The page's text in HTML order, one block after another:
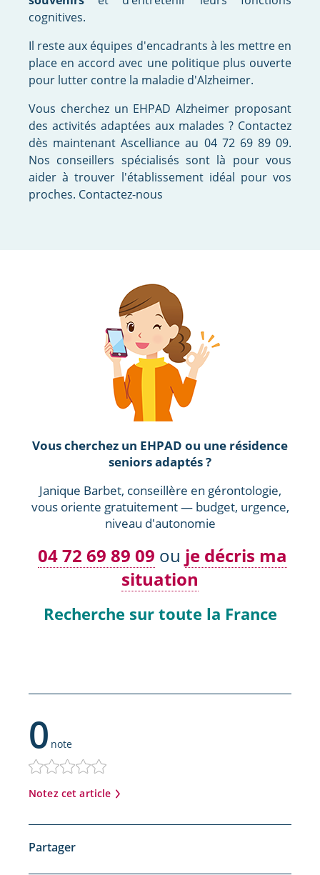
cognitives.
Il reste aux équipes d'encadrants à les mettre en
place en accord avec une politique plus ouverte
pour lutter contre la maladie d'Alzheimer.
Vous cherchez un EHPAD Alzheimer proposant
des activités adaptées aux malades ? Contactez
dès maintenant Ascelliance au 04 72 69 89 09.
Nos conseillers spécialisés sont là pour vous
aider à trouver l'établissement idéal pour vos
proches. Contactez-nous
Vous cherchez un EHPAD ou une résidence
seniors adaptés ?
Janique Barbet, conseillère en gérontologie,
vous oriente gratuitement — budget, urgence,
niveau d'autonomie
04 72 69 89 09 ou je décris ma
situation
Recherche sur toute la France
0note
Notez cet article
Partager